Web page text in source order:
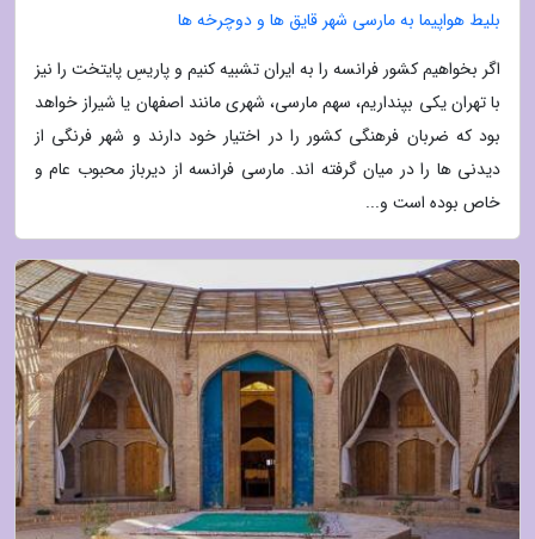
بلیط هواپیما به مارسی شهر قایق ها و دوچرخه ها
اگر بخواهیم کشور فرانسه را به ایران تشبیه کنیم و پاریسِ پایتخت را نیز
با تهران یکی بپنداریم، سهم مارسی، شهری مانند اصفهان یا شیراز خواهد
بود که ضربان فرهنگی کشور را در اختیار خود دارند و شهر فرنگی از
دیدنی ها را در میان گرفته اند. مارسی فرانسه از دیرباز محبوب عام و
خاص بوده است و...